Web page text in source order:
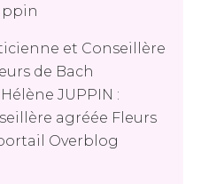
et Conseillère
de Bach
Hélène JUPPIN :
agréée Fleurs
Overblog